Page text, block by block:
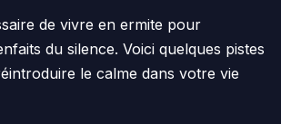
de vivre en ermite pour
du silence. Voici quelques pistes
le calme dans votre vie